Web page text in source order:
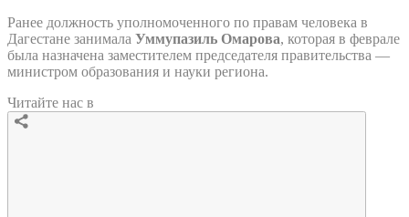
Ранее должность уполномоченного по правам человека в
Дагестане занимала Уммупазиль Омарова, которая в феврале
была назначена заместителем председателя правительства —
министром образования и науки региона.
Читайте нас в